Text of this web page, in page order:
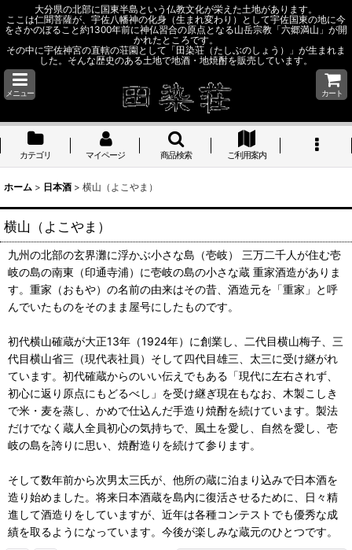
大分県の北部に国東半島という仏教文化が栄えた土地があります。
ここは仁聞菩薩が、宇佐八幡神の化身（生まれ変わり）として宇佐国東の地に今
をさかのぼること約1300年前に神仏習合の原点となる山岳宗教「六郷満山」が開
かれたところです。
その中に宇佐神宮の直轄の荘園として「田染荘（たしぶのしょう）」が生まれま
した。そんな歴史のある土地で地酒・地焼酎を販売しています。
メニュー カート
カテゴリ マイページ 商品検索 ご利用案内
ホーム > 日本酒 > 横山（よこやま）
横山（よこやま）
九州の北部の玄界灘に浮かぶ小さな島（壱岐） 三万二千人が住む壱
岐の島の南東（印通寺浦）に壱岐の島の小さな蔵 重家酒造がありま
す。重家（おもや）の名前の由来はその昔、酒造元を「重家」と呼
んでいたものをそのまま屋号にしたものです。
初代横山確蔵が大正13年（1924年）に創業し、二代目横山梅子、三
代目横山省三（現代表社員）そして四代目雄三、太三に受け継がれ
ています。初代確蔵からのいい伝えでもある「現代に左右されず、
初心に返り原点にもどるべし」を受け継ぎ現在もなお、木製こしき
で米・麦を蒸し、かめで仕込んだ手造り焼酎を続けています。製法
だけでなく蔵人全員初心の気持ちで、風土を愛し、自然を愛し、壱
岐の島を誇りに思い、焼酎造りを続けて参ります。
そして数年前から次男太三氏が、他所の蔵に泊まり込みで日本酒を
造り始めました。将来日本酒蔵を島内に復活させるために、日々精
進して酒造りをしていますが、近年は各種コンテストでも優秀な成
績を取るようになっています。今後が楽しみな蔵元のひとつです。